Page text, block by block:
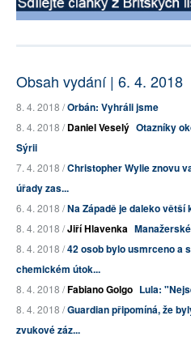
Obsah vydání | 6. 4. 2018
8. 4. 2018 /Orbán: Vyhráli jsme
8. 4. 2018 /Daniel Veselý Otazníky
Sýrii
7. 4. 2018 /Christopher Wylie znovu
úřady zas...
6. 4. 2018 /Na Západě je daleko větší
8. 4. 2018 /Jiří Hlavenka
8. 4. 2018 /42 osob bylo usmrceno a
chemickém útok...
8. 4. 2018 /Fabiano Golgo Lula:
8. 4. 2018 /Guardian připomíná, že
zvukové záz...